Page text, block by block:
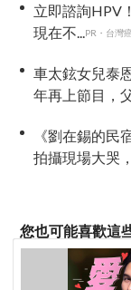
立即諮詢HPV
現在不...
PR・台灣
車太鉉女兒泰
年再上節目，
《劉在錫的民
拍攝現場大哭
您也可能喜歡這